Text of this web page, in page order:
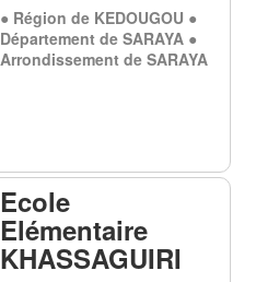
● Région de KEDOUGOU ●
Département de SARAYA ●
Arrondissement de SARAYA
Ecole
Elémentaire
KHASSAGUIRI